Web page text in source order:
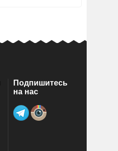
Подпишитесь
на нас